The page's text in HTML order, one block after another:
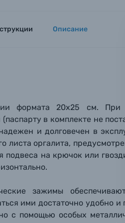
Ваш
Ваш
оборудование
Вами с
Описание
формата 20х25 см. При
в комплекте не
и долговечен в
листа оргалита,
подвеса на крючок или
зажимы
ими достаточно удобно
с помощью особых
Ваш